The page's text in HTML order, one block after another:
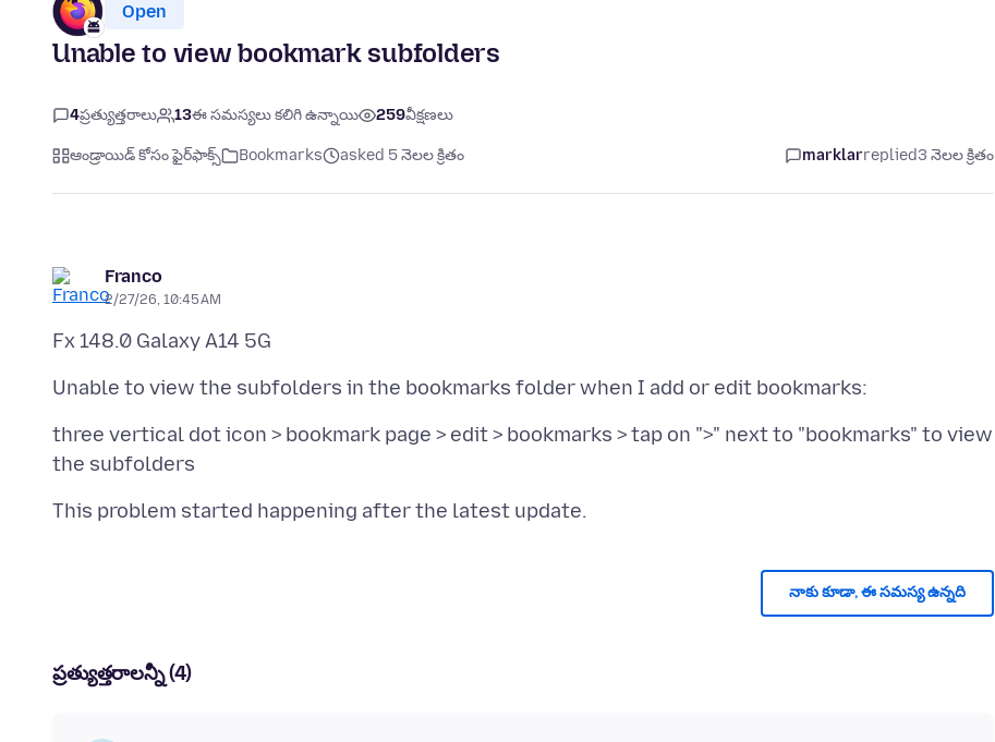
Open
Unable to view bookmark subfolders
4ప్రత్యుత్తరాలు 13ఈ సమస్యలు కలిగి ఉన్నాయి 259వీక్షణలు
ఆండ్రాయిడ్ కోసం ఫైర్‌ఫాక్స్ Bookmarks asked 5 నెలల క్రితం marklarreplied3 నెలల క్రితం
Franco
2/27/26, 10:45 AM
three vertical dot icon > bookmark page > edit > bookmarks > tap on ">" next to "bookmarks" to view
నాకు కూడా, ఈ సమస్య ఉన్నది
ప్రత్యుత్తరాలన్నీ (4)